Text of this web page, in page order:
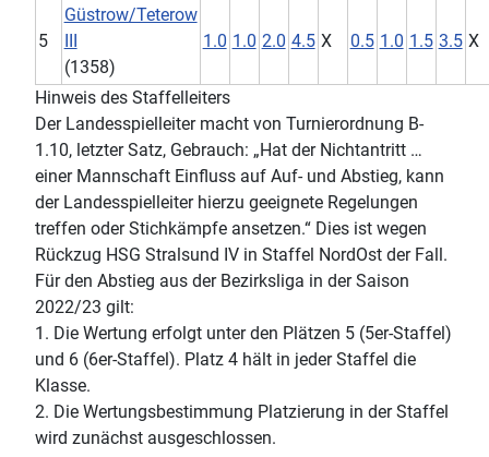
5
Güstrow/Teterow
III
(1358)
1.0 1.0 2.0 4.5 X 0.5 1.0 1.5 3.5 X
Hinweis des Staffelleiters
Der Landesspielleiter macht von Turnierordnung B-
1.10, letzter Satz, Gebrauch: „Hat der Nichtantritt …
einer Mannschaft Einfluss auf Auf- und Abstieg, kann
der Landesspielleiter hierzu geeignete Regelungen
treffen oder Stichkämpfe ansetzen.“ Dies ist wegen
Rückzug HSG Stralsund IV in Staffel NordOst der Fall.
Für den Abstieg aus der Bezirksliga in der Saison
2022/23 gilt:
1. Die Wertung erfolgt unter den Plätzen 5 (5er-Staffel)
und 6 (6er-Staffel). Platz 4 hält in jeder Staffel die
Klasse.
2. Die Wertungsbestimmung Platzierung in der Staffel
wird zunächst ausgeschlossen.